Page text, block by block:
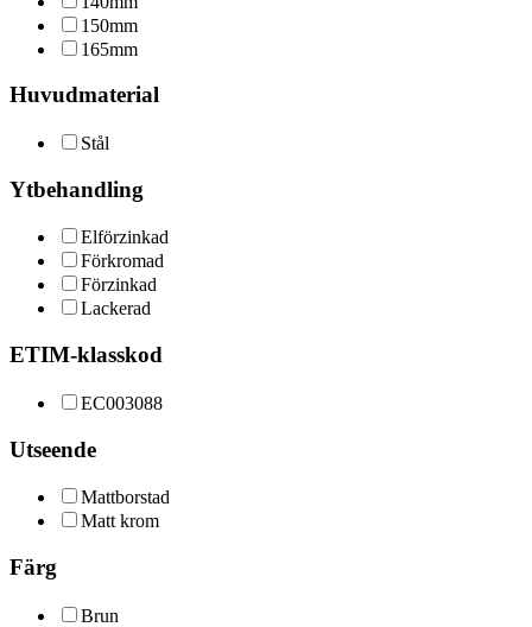
150mm
165mm
Huvudmaterial
Stål
Ytbehandling
Elförzinkad
Förkromad
Förzinkad
Lackerad
ETIM-klasskod
EC003088
Utseende
Mattborstad
Matt krom
Färg
Brun